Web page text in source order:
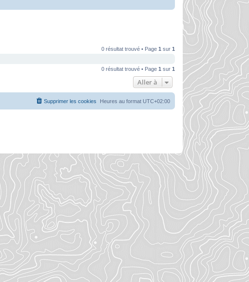
0 résultat trouvé • Page 1 sur 1
0 résultat trouvé • Page 1 sur 1
Aller à
Heures au format UTC+02:00
Supprimer les cookies